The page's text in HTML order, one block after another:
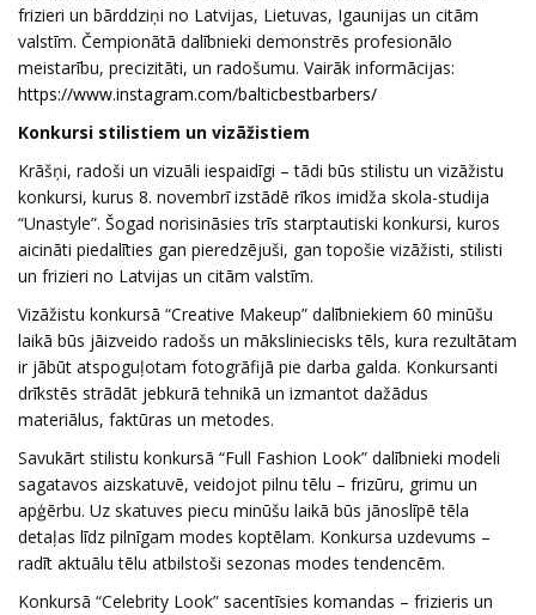
frizieri un bārddziņi no Latvijas, Lietuvas, Igaunijas un citām
valstīm. Čempionātā dalībnieki demonstrēs profesionālo
meistarību, precizitāti, un radošumu. Vairāk informācijas:
https://www.instagram.com/balticbestbarbers/
Konkursi stilistiem un vizāžistiem
Krāšņi, radoši un vizuāli iespaidīgi – tādi būs stilistu un vizāžistu
konkursi, kurus 8. novembrī izstādē rīkos imidža skola-studija
“Unastyle”. Šogad norisināsies trīs starptautiski konkursi, kuros
aicināti piedalīties gan pieredzējuši, gan topošie vizāžisti, stilisti
un frizieri no Latvijas un citām valstīm.
Vizāžistu konkursā “Creative Makeup” dalībniekiem 60 minūšu
laikā būs jāizveido radošs un māksliniecisks tēls, kura rezultātam
ir jābūt atspoguļotam fotogrāfijā pie darba galda. Konkursanti
drīkstēs strādāt jebkurā tehnikā un izmantot dažādus
materiālus, faktūras un metodes.
Savukārt stilistu konkursā “Full Fashion Look” dalībnieki modeli
sagatavos aizskatuvē, veidojot pilnu tēlu – frizūru, grimu un
apģērbu. Uz skatuves piecu minūšu laikā būs jānoslīpē tēla
detaļas līdz pilnīgam modes koptēlam. Konkursa uzdevums –
radīt aktuālu tēlu atbilstoši sezonas modes tendencēm.
Konkursā “Celebrity Look” sacentīsies komandas – frizieris un